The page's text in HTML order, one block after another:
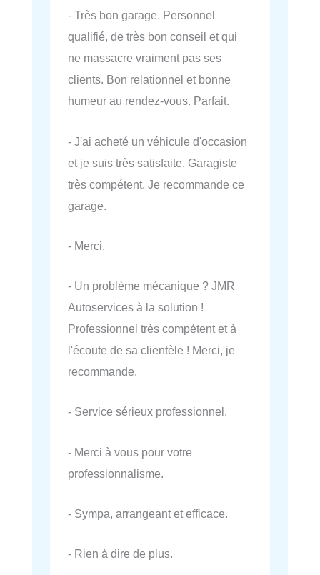
- Très bon garage. Personnel
qualifié, de très bon conseil et qui
ne massacre vraiment pas ses
clients. Bon relationnel et bonne
humeur au rendez-vous. Parfait.
- J'ai acheté un véhicule d'occasion
et je suis très satisfaite. Garagiste
très compétent. Je recommande ce
garage.
- Merci.
- Un problème mécanique ? JMR
Autoservices à la solution !
Professionnel très compétent et à
l'écoute de sa clientèle ! Merci, je
recommande.
- Service sérieux professionnel.
- Merci à vous pour votre
professionnalisme.
- Sympa, arrangeant et efficace.
- Rien à dire de plus.